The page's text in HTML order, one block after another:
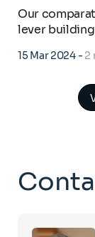
Our
lever
15 Mar 2024-2
Click